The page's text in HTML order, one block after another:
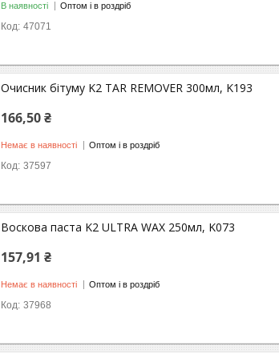
В наявності Оптом і в роздріб
47071
Очисник бітуму K2 TAR REMOVER 300мл, K193
166,50 ₴
Немає в наявності Оптом і в роздріб
37597
Воскова паста K2 ULTRA WAX 250мл, K073
157,91 ₴
Немає в наявності Оптом і в роздріб
37968